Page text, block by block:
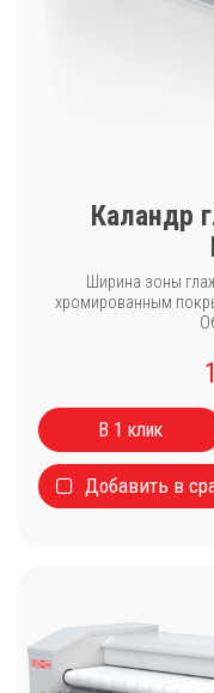
Каландр
Ширина зоны
хромированным
В 1 клик
Добавить в